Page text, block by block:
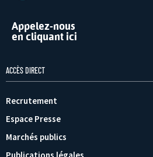
Appelez-nous
en cliquant ici
ACCÈS DIRECT
Recrutement
Espace Presse
Marchés publics